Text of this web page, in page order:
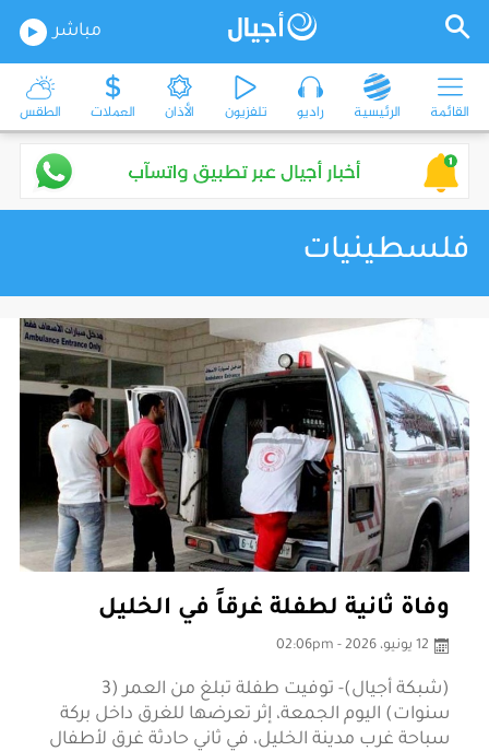
مباشر
القائمة الرئيسية راديو تلفزيون الأذان العملات الطقس
فلسطينيات
وفاة ثانية لطفلة غرقاً في الخليل
12 يونيو، 2026 - 02:06pm
(شبكة أجيال)- توفيت طفلة تبلغ من العمر (3
سنوات) اليوم الجمعة، إثر تعرضها للغرق داخل بركة
سباحة غرب مدينة الخليل، في ثاني حادثة غرق لأطفال